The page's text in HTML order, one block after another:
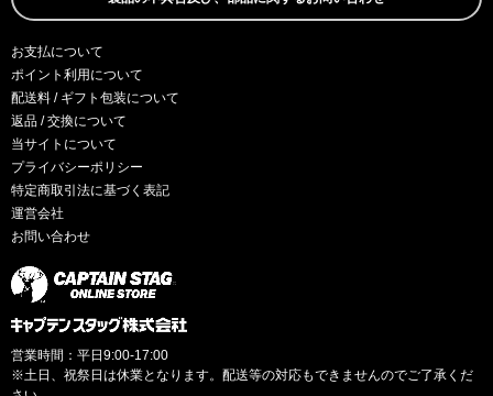
お支払について
ポイント利用について
配送料 / ギフト包装について
返品 / 交換について
当サイトについて
プライバシーポリシー
特定商取引法に基づく表記
運営会社
お問い合わせ
営業時間：平日9:00-17:00
※土日、祝祭日は休業となります。配送等の対応もできませんのでご了承くだ